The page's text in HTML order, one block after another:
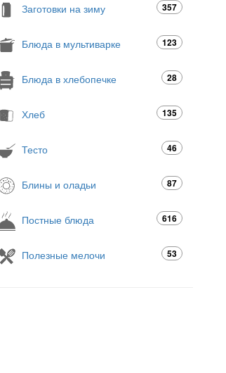
Заготовки на зиму 357
Блюда в мультиварке 123
Блюда в хлебопечке 28
Хлеб 135
Тесто 46
Блины и оладьи 87
Постные блюда 616
Полезные мелочи 53